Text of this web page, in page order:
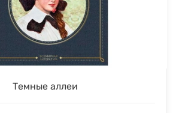
Темные аллеи